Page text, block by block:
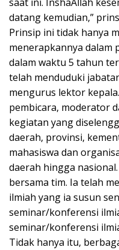
datang kemudian,”
Prinsip ini tidak hanya
menerapkannya dalam
dalam waktu 5 tahun
telah menduduki
mengurus lektor
pembicara, moderator
kegiatan yang
daerah, provinsi,
mahasiswa dan
daerah hingga
bersama tim. Ia telah
ilmiah yang ia susun
seminar/konferensi
seminar/konferensi
Tidak hanya itu,